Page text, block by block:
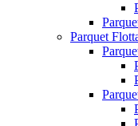
Parquet